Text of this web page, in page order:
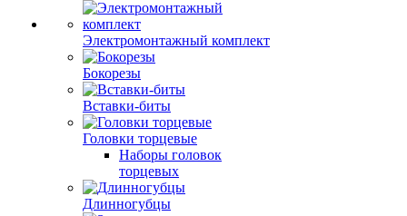
Электромонтажный комплект
Бокорезы
Вставки-биты
Головки торцевые
Наборы головок
торцевых
Длинногубцы